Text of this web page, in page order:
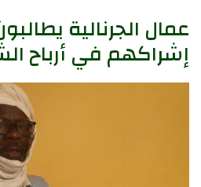
عمال الجرنالية
إشراكهم في أرباح